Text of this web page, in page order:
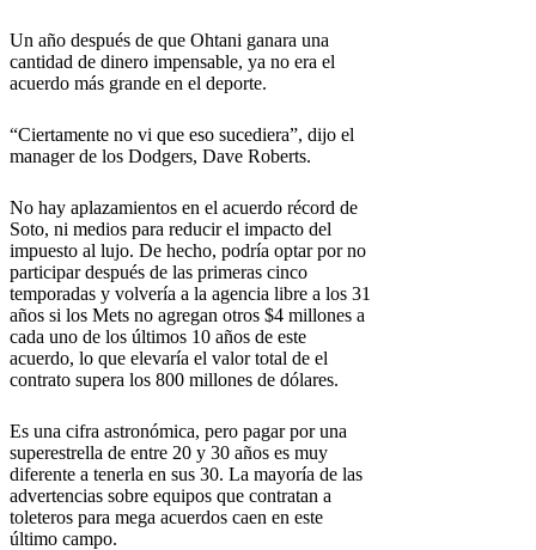
Un año después de que Ohtani ganara una
cantidad de dinero impensable, ya no era el
acuerdo más grande en el deporte.
“Ciertamente no vi que eso sucediera”, dijo el
manager de los Dodgers, Dave Roberts.
No hay aplazamientos en el acuerdo récord de
Soto, ni medios para reducir el impacto del
impuesto al lujo. De hecho, podría optar por no
participar después de las primeras cinco
temporadas y volvería a la agencia libre a los 31
años si los Mets no agregan otros $4 millones a
cada uno de los últimos 10 años de este
acuerdo, lo que elevaría el valor total de el
contrato supera los 800 millones de dólares.
Es una cifra astronómica, pero pagar por una
superestrella de entre 20 y 30 años es muy
diferente a tenerla en sus 30. La mayoría de las
advertencias sobre equipos que contratan a
toleteros para mega acuerdos caen en este
último campo.